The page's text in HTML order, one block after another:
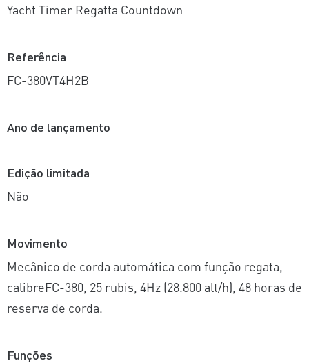
Yacht Timer Regatta Countdown
Referência
FC-380VT4H2B
Ano de lançamento
Edição limitada
Não
Movimento
Mecânico de corda automática com função regata,
calibreFC-380, 25 rubis, 4Hz (28.800 alt/h), 48 horas de
reserva de corda.
Funções